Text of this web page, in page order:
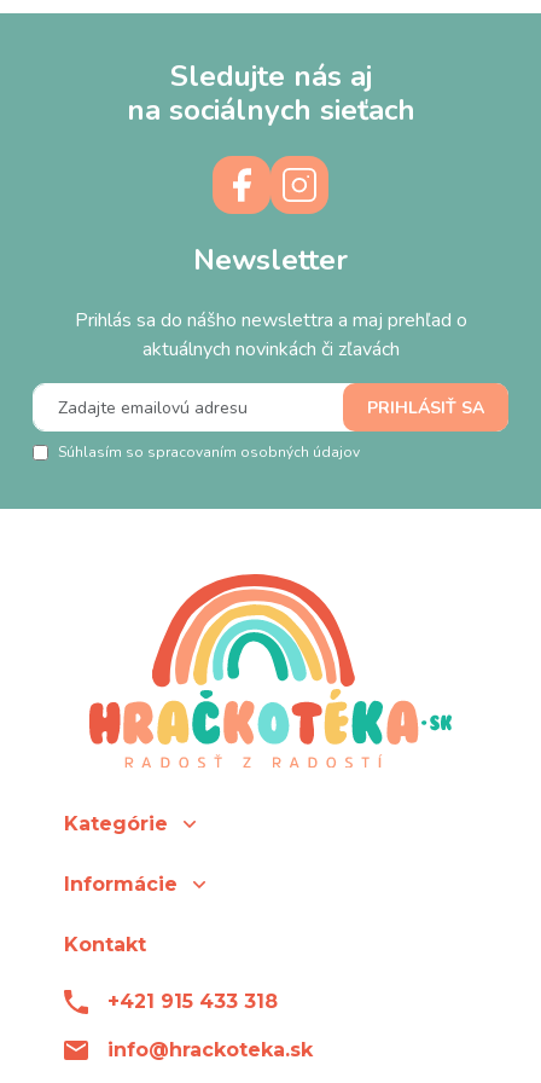
Sledujte nás aj
na sociálnych sieťach
Newsletter
Prihlás sa do nášho newslettra a maj prehľad o
aktuálnych novinkách či zľavách
Súhlasím so spracovaním osobných údajov
Kategórie
Informácie
Kontakt
+421 915 433 318
info@hrackoteka.sk